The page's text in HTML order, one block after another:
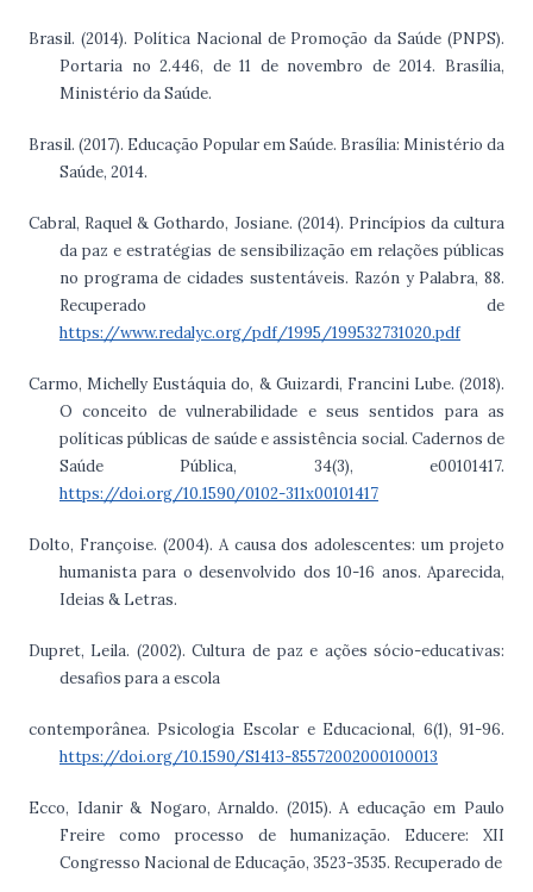
Brasil. (2014). Política Nacional de Promoção da Saúde (PNPS).
Portaria no 2.446, de 11 de novembro de 2014. Brasília,
Ministério da Saúde.
Brasil. (2017). Educação Popular em Saúde. Brasília: Ministério da
Saúde, 2014.
Cabral, Raquel & Gothardo, Josiane. (2014). Princípios da cultura
da paz e estratégias de sensibilização em relações públicas
no programa de cidades sustentáveis. Razón y Palabra, 88.
Recuperado de
https://www.redalyc.org/pdf/1995/199532731020.pdf
Carmo, Michelly Eustáquia do, & Guizardi, Francini Lube. (2018).
O conceito de vulnerabilidade e seus sentidos para as
políticas públicas de saúde e assistência social. Cadernos de
Saúde Pública, 34(3), e00101417.
https://doi.org/10.1590/0102-311x00101417
Dolto, Françoise. (2004). A causa dos adolescentes: um projeto
humanista para o desenvolvido dos 10-16 anos. Aparecida,
Ideias & Letras.
Dupret, Leila. (2002). Cultura de paz e ações sócio-educativas:
desafios para a escola
contemporânea. Psicologia Escolar e Educacional, 6(1), 91-96.
https://doi.org/10.1590/S1413-85572002000100013
Ecco, Idanir & Nogaro, Arnaldo. (2015). A educação em Paulo
Freire como processo de humanização. Educere: XII
Congresso Nacional de Educação, 3523-3535. Recuperado de